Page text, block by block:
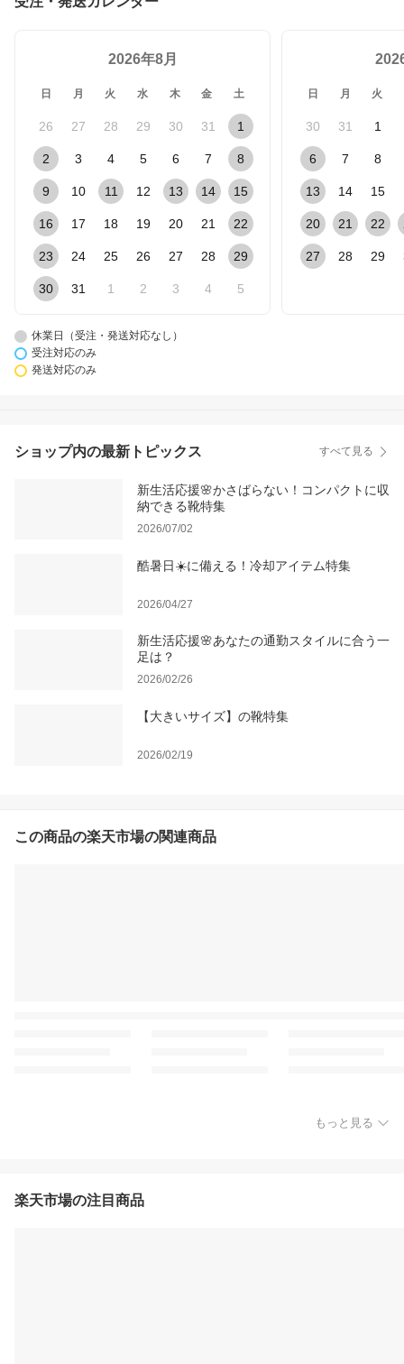
2026年8月
日 月 火 水 木 金 土
26 27 28 29 30 31 1
2 3 4 5 6 7 8
9 10 11 12 13 14 15
16 17 18 19 20 21 22
23 24 25 26 27 28 29
30 31 1 2 3 4 5
日 月 火
30 31 1
6 7 8
13 14 15
20 21 22
27 28 29
休業日（受注・発送対応なし）
受注対応のみ
発送対応のみ
ショップ内の最新トピックス すべて見る
新生活応援🌸かさばらない！コンパクトに収
納できる靴特集
2026/07/02
酷暑日☀️に備える！冷却アイテム特集
2026/04/27
新生活応援🌸あなたの通勤スタイルに合う一
足は？
2026/02/26
【大きいサイズ】の靴特集
2026/02/19
この商品の楽天市場の関連商品
もっと見る
楽天市場の注目商品